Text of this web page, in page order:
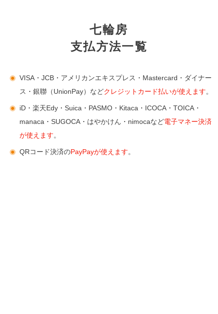
七輪房
支払方法一覧
VISA・JCB・アメリカンエキスプレス・Mastercard・ダイナー
ス・銀聯（UnionPay）などクレジットカード払いが使えます。
iD・楽天Edy・Suica・PASMO・Kitaca・ICOCA・TOICA・
manaca・SUGOCA・はやかけん・nimocaなど電子マネー決済
が使えます。
QRコード決済のPayPayが使えます。